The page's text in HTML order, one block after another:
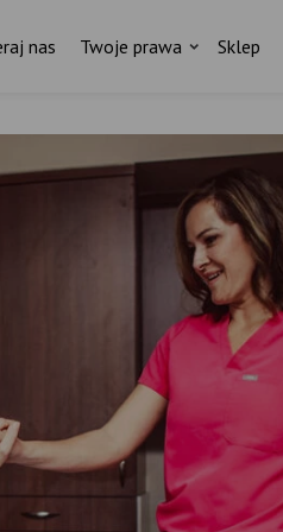
nas Twoje prawa Sklep
do
historia.
wspiera.
Fundacji Rodzić po